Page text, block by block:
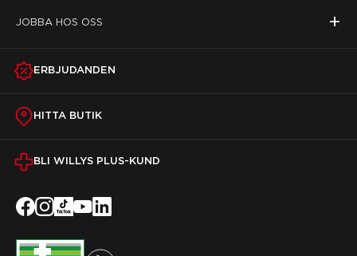
JOBBA HOS OSS +
ERBJUDANDEN
HITTA BUTIK
BLI WILLYS PLUS-KUND